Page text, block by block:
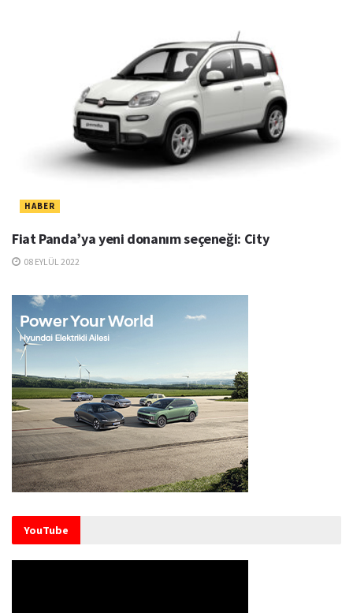
HABER
Fiat Panda’ya yeni donanım seçeneği: City
08 EYLÜL 2022
YouTube